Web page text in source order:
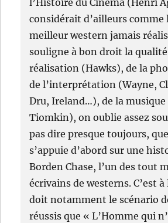
l’Histoire du Cinéma (Henri
considérait d’ailleurs comme
meilleur western jamais
souligne à bon droit la
réalisation (Hawks), de la
de l’interprétation (Wayne,
Dru, Ireland…), de la
Tiomkin), on oublie assez
pas dire presque toujours,
s’appuie d’abord sur une
Borden Chase, l’un des tout
écrivains de westerns. C’est
doit notamment le scénario
réussis que « L’Homme qui